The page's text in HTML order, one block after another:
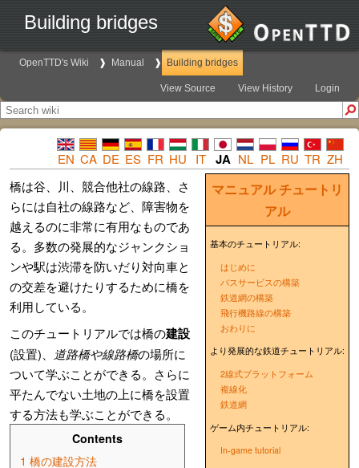
Building bridges
OpenTTD's Wiki Manual Building bridges
View Source View History Login
EN CA DE ES FR HU IT JA NL PL RU TR ZH
マニュアル チュートリ
アル
基本のチュートリアル:
はじめに
バスサービスの構築
鉄道網の構築
飛行機路線の構築
おわりに
より発展的な鉄道チュートリアル:
2線式プラットフォーム
複線化
鉄道網
ゲーム内チュートリアル:
In-game tutorial
橋は谷、川、競合他社の線路、さ
らには自社の線路など、障害物を
越えるのに非常に有用なものであ
る。多数の発展的なジャンクショ
ンや駅は渋滞を防いだり対向車と
の交差を避けたりするために橋を
利用している。
このチュートリアルでは橋の建設
(設置)、 道路橋や線路橋の場所に
ついて学ぶことができる。さらに
平たんでない土地の上に橋を設置
する方法も学ぶことができる。
Contents
1 橋の建設方法